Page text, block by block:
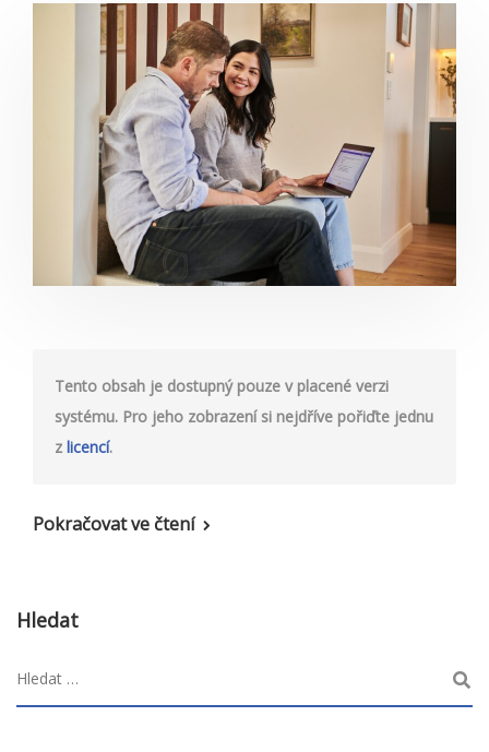
Tento obsah je dostupný pouze v placené verzi
systému. Pro jeho zobrazení si nejdříve pořiďte jednu
z licencí.
Pokračovat ve čtení
Hledat